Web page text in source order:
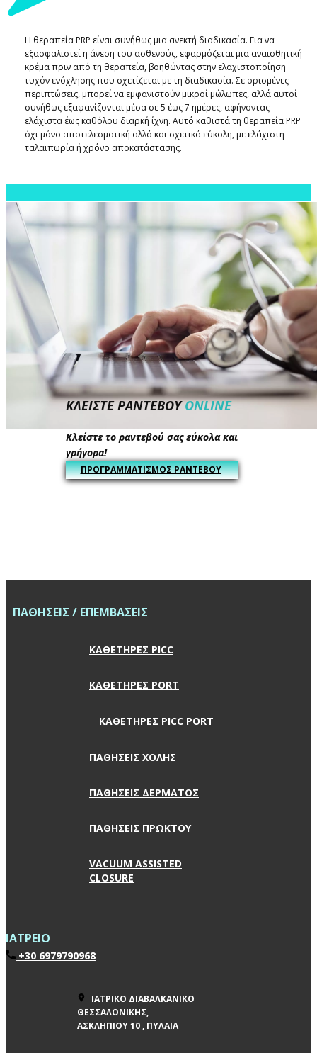
Η θεραπεία PRP είναι συνήθως μια ανεκτή διαδικασία. Για να
εξασφαλιστεί η άνεση του ασθενούς, εφαρμόζεται μια αναισθητική
κρέμα πριν από τη θεραπεία, βοηθώντας στην ελαχιστοποίηση
τυχόν ενόχλησης που σχετίζεται με τη διαδικασία. Σε ορισμένες
περιπτώσεις, μπορεί να εμφανιστούν μικροί μώλωπες, αλλά αυτοί
συνήθως εξαφανίζονται μέσα σε 5 έως 7 ημέρες, αφήνοντας
ελάχιστα έως καθόλου διαρκή ίχνη. Αυτό καθιστά τη θεραπεία PRP
όχι μόνο αποτελεσματική αλλά και σχετικά εύκολη, με ελάχιστη
ταλαιπωρία ή χρόνο αποκατάστασης.
ΚΛΕΙΣΤΕ ΡΑΝΤΕΒΟΥONLINE
Κλείστε το ​ραντεβού σας εύκολα και
γρήγορα!
ΠΡΟΓΡΑΜΜΑΤΙΣΜΟΣ ΡΑΝΤΕΒΟΥ
ΠΑΘΗΣΕΙΣ / ΕΠΕΜΒΑΣΕΙΣ
ΚΑΘΕΤΗΡΕΣ PICC
ΚΑΘΕΤΗΡΕΣ PORT
ΚΑΘΕΤΗΡΕΣ PICC PORT
ΠΑΘΗΣΕΙΣ ΧΟΛΗΣ
ΠΑΘΗΣΕΙΣ ΔΕΡΜΑΤΟΣ
ΠΑΘΗΣΕΙΣ ΠΡΩΚΤΟΥ
VACUUM ASSISTED
CLOSURE
ΙΑΤΡΕΙΟ
+30 ​6979790968
ΙΑΤΡΙΚΟ ΔΙΑΒΑΛΚΑΝΙΚΟ
ΘΕΣΣΑΛΟΝΙΚΗΣ,
ΑΣΚΛΗΠΙΟΥ 10 , ΠΥΛΑΙΑ